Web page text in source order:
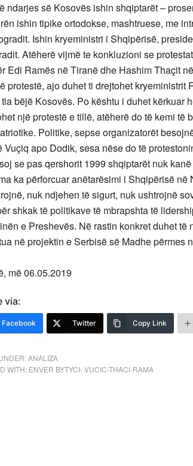
ndarjes së Kosovës ishin shqiptarët –
ishin tipike ortodokse, mashtruese, me
Ishin kryeministri i Shqipërisë,
Atëherë vijmë te konkluzioni se
Edi Ramës në Tiranë dhe Hashim Thaçit
protestë, ajo duhet ti drejtohet
bëjë Kosovës. Po kështu i duhet kërkuar
një protestë e tillë, atëherë do të kemi të
Politike, sepse organizatorët
Vuçiq apo Dodik, sesa nëse do të
se pas qershorit 1999 shqiptarët nuk
ka përforcuar anëtarësimi i Shqipërisë
nuk ndjehen të sigurt, nuk ushtrojnë
shkak të politikave të mbrapshta të
e Preshevës. Në rastin konkret duhet
në projektin e Serbisë së Madhe përmes
më 06.05.2019
via:
Facebook Twitter Copy Link
ANALIZA
WITH: ENVER BYTYCI- VUCIC-THACI-RAMA